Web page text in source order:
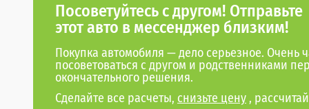
Посоветуйтесь с другом! Отправьте
этот авто в мессенджер близким!
Покупка автомобиля — дело серьезное. Очень
посоветоваться с другом и родственниками
окончательного решения.
Сделайте все расчеты, снизьте цену ,